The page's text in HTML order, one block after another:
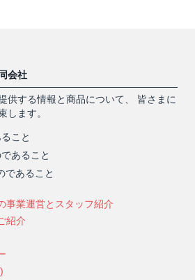
会社
供する情報と商品について、 皆さまに
します。
こと
あること
であること
事業運営とスタッフ紹介
紹介